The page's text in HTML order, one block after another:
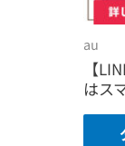
au
【
はス